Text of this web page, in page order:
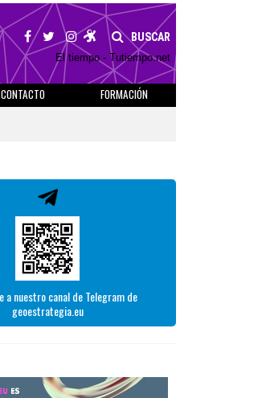
BUSCAR
El tiempo - Tutiempo.net
CONTACTO
FORMACIÓN
a nuestro canal de Telegram de
geoestrategia.eu